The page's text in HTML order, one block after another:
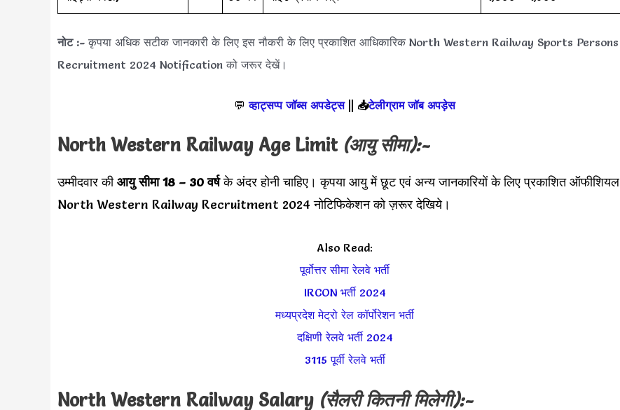
नोट :- कृपया अधिक सटीक जानकारी के लिए इस नौकरी के लिए प्रकाशित आधिकारिक North Western Railway Sports Persons
Recruitment 2024 Notification को जरूर देखें।
💬 व्हाट्सप्प जॉब्स अपडेट्स|| 📥टेलीग्राम जॉब अपड़ेस
North Western Railway Age Limit (आयु सीमा):-
उम्मीदवार कीआयु सीमा 18 – 30 वर्षके अंदर होनी चाहिए। कृपया आयु में छूट एवं अन्य जानकारियों के लिए प्रकाशित ऑफीशियल
North Western Railway Recruitment 2024 नोटिफिकेशन को ज़रूर देखिये।
Also Read:
पूर्वोत्तर सीमा रेलवे भर्ती
IRCON भर्ती 2024
मध्यप्रदेश मेट्रो रेल कॉर्पोरेशन भर्ती
दक्षिणी रेलवे भर्ती 2024
3115 पूर्वी रेलवे भर्ती
North Western Railway Salary (सैलरी कितनी मिलेगी):-